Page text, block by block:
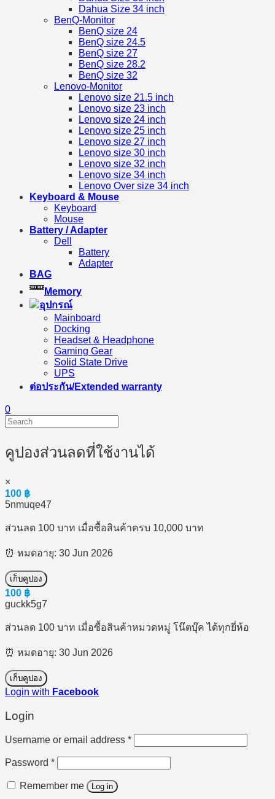
Dahua Size 34 inch
BenQ-Monitor
BenQ size 24
BenQ size 24.5
BenQ size 27
BenQ size 28.2
BenQ size 32
Lenovo-Monitor
Lenovo size 21.5 inch
Lenovo size 23 inch
Lenovo size 24 inch
Lenovo size 25 inch
Lenovo size 27 inch
Lenovo size 30 inch
Lenovo size 32 inch
Lenovo size 34 inch
Lenovo Over size 34 inch
Keyboard & Mouse
Keyboard
Mouse
Battery / Adapter
Dell
Battery
Adapter
BAG
Memory
อุปกรณ์
Mainboard
Docking
Headset & Headphone
Gaming Gear
Solid State Drive
UPS
ต่อประกัน/Extended warranty
0
คูปองส่วนลดที่ใช้งานได้
×
100 ฿
5nmuqe47
ส่วนลด 100 บาท เมื่อซื้อสินค้าครบ 10,000 บาท
⏰ หมดอายุ: 30 Jun 2026
เก็บคูปอง
100 ฿
guckk5g7
ส่วนลด 100 บาท เมื่อซื้อสินค้าหมวดหมู่ โน๊ตบุ๊ค ได้ทุกยี่ห้อ
⏰ หมดอายุ: 30 Jun 2026
เก็บคูปอง
Login with Facebook
Login
Username or email address *Required
Password *Required
Remember me Log in